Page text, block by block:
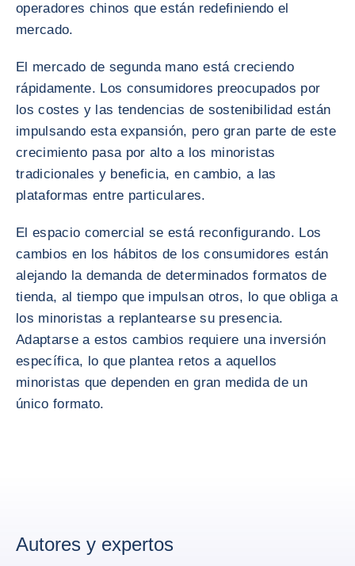
operadores chinos que están redefiniendo el
mercado.
El mercado de segunda mano está creciendo
rápidamente. Los consumidores preocupados por
los costes y las tendencias de sostenibilidad están
impulsando esta expansión, pero gran parte de este
crecimiento pasa por alto a los minoristas
tradicionales y beneficia, en cambio, a las
plataformas entre particulares.
El espacio comercial se está reconfigurando. Los
cambios en los hábitos de los consumidores están
alejando la demanda de determinados formatos de
tienda, al tiempo que impulsan otros, lo que obliga a
los minoristas a replantearse su presencia.
Adaptarse a estos cambios requiere una inversión
específica, lo que plantea retos a aquellos
minoristas que dependen en gran medida de un
único formato.
Autores y expertos